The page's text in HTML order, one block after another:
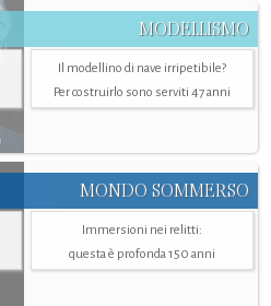
MODELLISMO
Il modellino di nave irripetibile?
Per costruirlo sono serviti 47 anni
MONDO SOMMERSO
Immersioni nei relitti:
questa è profonda 150 anni